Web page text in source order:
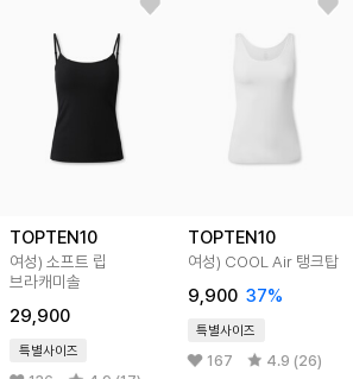
TOPTEN10
여성) 소프트 립
브라캐미솔
29,900
특별사이즈
TOPTEN10
여성) COOL Air 탱크탑
9,900 37%
특별사이즈
167 4.9 (26)